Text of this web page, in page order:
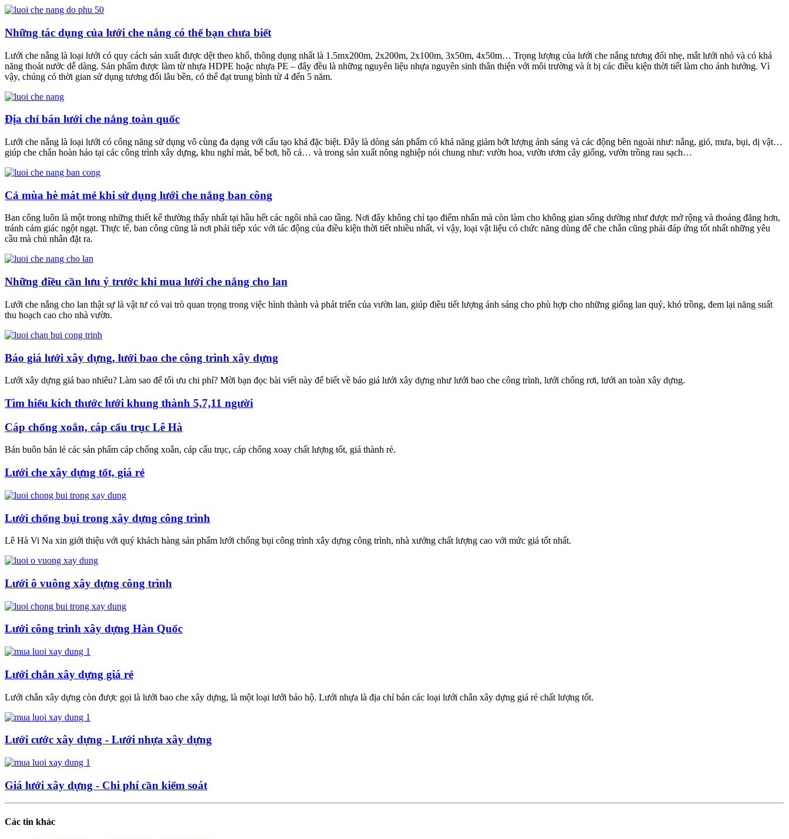
Những tác dụng của lưới che nắng có thể bạn chưa biết
Lưới che nắng là loại lưới có quy cách sản xuất được dệt theo khổ, thông dụng nhất là 1.5mx200m, 2x200m, 2x100m, 3x50m, 4x50m… Trọng lượng của lưới che nắng tương đối nhẹ, mắt lưới nhỏ và có khả
năng thoát nước dễ dàng. Sản phẩm được làm từ nhựa HDPE hoặc nhựa PE – đây đều là những nguyên liệu nhựa nguyên sinh thân thiện với môi trường và ít bị các điều kiện thời tiết làm cho ảnh hưởng. Vì
vậy, chúng có thời gian sử dụng tương đối lâu bền, có thể đạt trung bình từ 4 đến 5 năm.
Địa chỉ bán lưới che nắng toàn quốc
Lưới che nắng là loại lưới có công năng sử dụng vô cùng đa dạng với cấu tạo khá đặc biệt. Đây là dòng sản phẩm có khả năng giảm bớt lượng ánh sáng và các động bên ngoài như: nắng, gió, mưa, bụi, dị vật…
giúp che chắn hoàn hảo tại các công trình xây dựng, khu nghỉ mát, bể bơi, hồ cá… và trong sản xuất nông nghiệp nói chung như: vườn hoa, vườn ươm cây giống, vườn trồng rau sạch…
Cả mùa hè mát mẻ khi sử dụng lưới che nắng ban công
Ban công luôn là một trong những thiết kế thường thấy nhất tại hầu hết các ngôi nhà cao tầng. Nơi đây không chỉ tạo điểm nhấn mà còn làm cho không gian sống dường như được mở rộng và thoáng đãng hơn,
tránh cảm giác ngột ngạt. Thực tế, ban công cũng là nơi phải tiếp xúc với tác động của điều kiện thời tiết nhiều nhất, vì vậy, loại vật liệu có chức năng dùng để che chắn cũng phải đáp ứng tốt nhất những yêu
cầu mà chủ nhân đặt ra.
Những điều cần lưu ý trước khi mua lưới che nắng cho lan
Lưới che nắng cho lan thật sự là vật tư có vai trò quan trọng trong việc hình thành và phát triển của vườn lan, giúp điều tiết lượng ánh sáng cho phù hợp cho những giống lan quý, khó trồng, đem lại năng suất
thu hoạch cao cho nhà vườn.
Báo giá lưới xây dựng, lưới bao che công trình xây dựng
Lưới xây dựng giá bao nhiêu? Làm sao để tối ưu chi phí? Mời bạn đọc bài viết này để biết về báo giá lưới xây dựng như lưới bao che công trình, lưới chống rơi, lưới an toàn xây dựng.
Tìm hiểu kích thước lưới khung thành 5,7,11 người
Cáp chống xoắn, cáp cẩu trục Lê Hà
Bán buôn bán lẻ các sản phẩm cáp chống xoắn, cáp cẩu trục, cáp chống xoay chất lượng tốt, giá thành rẻ.
Lưới che xây dựng tốt, giá rẻ
Lưới chống bụi trong xây dựng công trình
Lê Hà Vi Na xin giới thiệu với quý khách hàng sản phẩm lưới chống bụi công trình xây dựng công trình, nhà xưởng chất lượng cao với mức giá tốt nhất.
Lưới ô vuông xây dựng công trình
Lưới công trình xây dựng Hàn Quốc
Lưới chắn xây dựng giá rẻ
Lưới chắn xây dựng còn được gọi là lưới bao che xây dựng, là một loại lưới bảo hộ. Lưới nhựa là địa chỉ bán các loại lưới chắn xây dựng giá rẻ chất lượng tốt.
Lưới cước xây dựng - Lưới nhựa xây dựng
Giá lưới xây dựng - Chi phí cần kiểm soát
Các tin khác